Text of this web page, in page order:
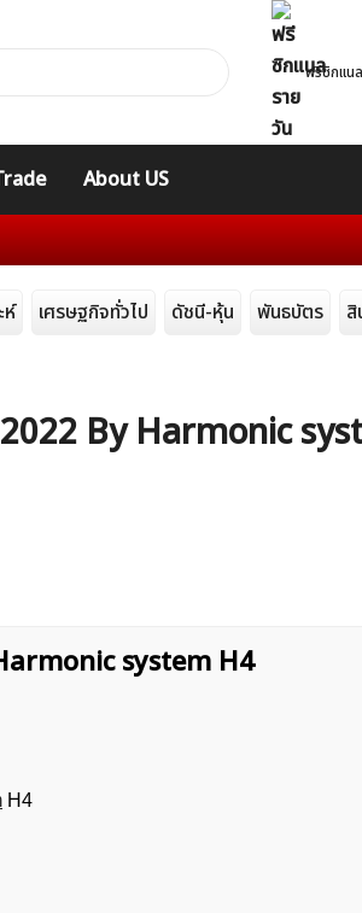
ฟรีซิกแน
About US
Indicators
ห์ เศรษฐกิจทั่วไป ดัชนี-หุ้น พันธบัตร
2022 By Harmonic
system H4
H4